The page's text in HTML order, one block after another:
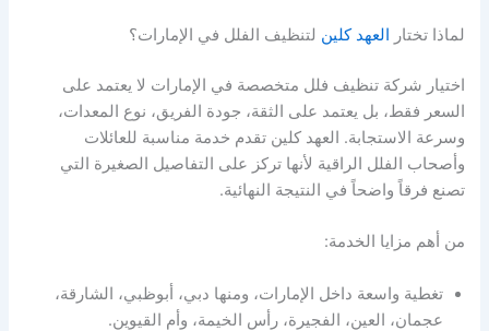
لماذا تختار العهد كلين لتنظيف الفلل في الإمارات؟
اختيار شركة تنظيف فلل متخصصة في الإمارات لا يعتمد على
السعر فقط، بل يعتمد على الثقة، جودة الفريق، نوع المعدات،
وسرعة الاستجابة. العهد كلين تقدم خدمة مناسبة للعائلات
وأصحاب الفلل الراقية لأنها تركز على التفاصيل الصغيرة التي
تصنع فرقاً واضحاً في النتيجة النهائية.
من أهم مزايا الخدمة:
تغطية واسعة داخل الإمارات، ومنها دبي، أبوظبي، الشارقة،
عجمان، العين، الفجيرة، رأس الخيمة، وأم القيوين.